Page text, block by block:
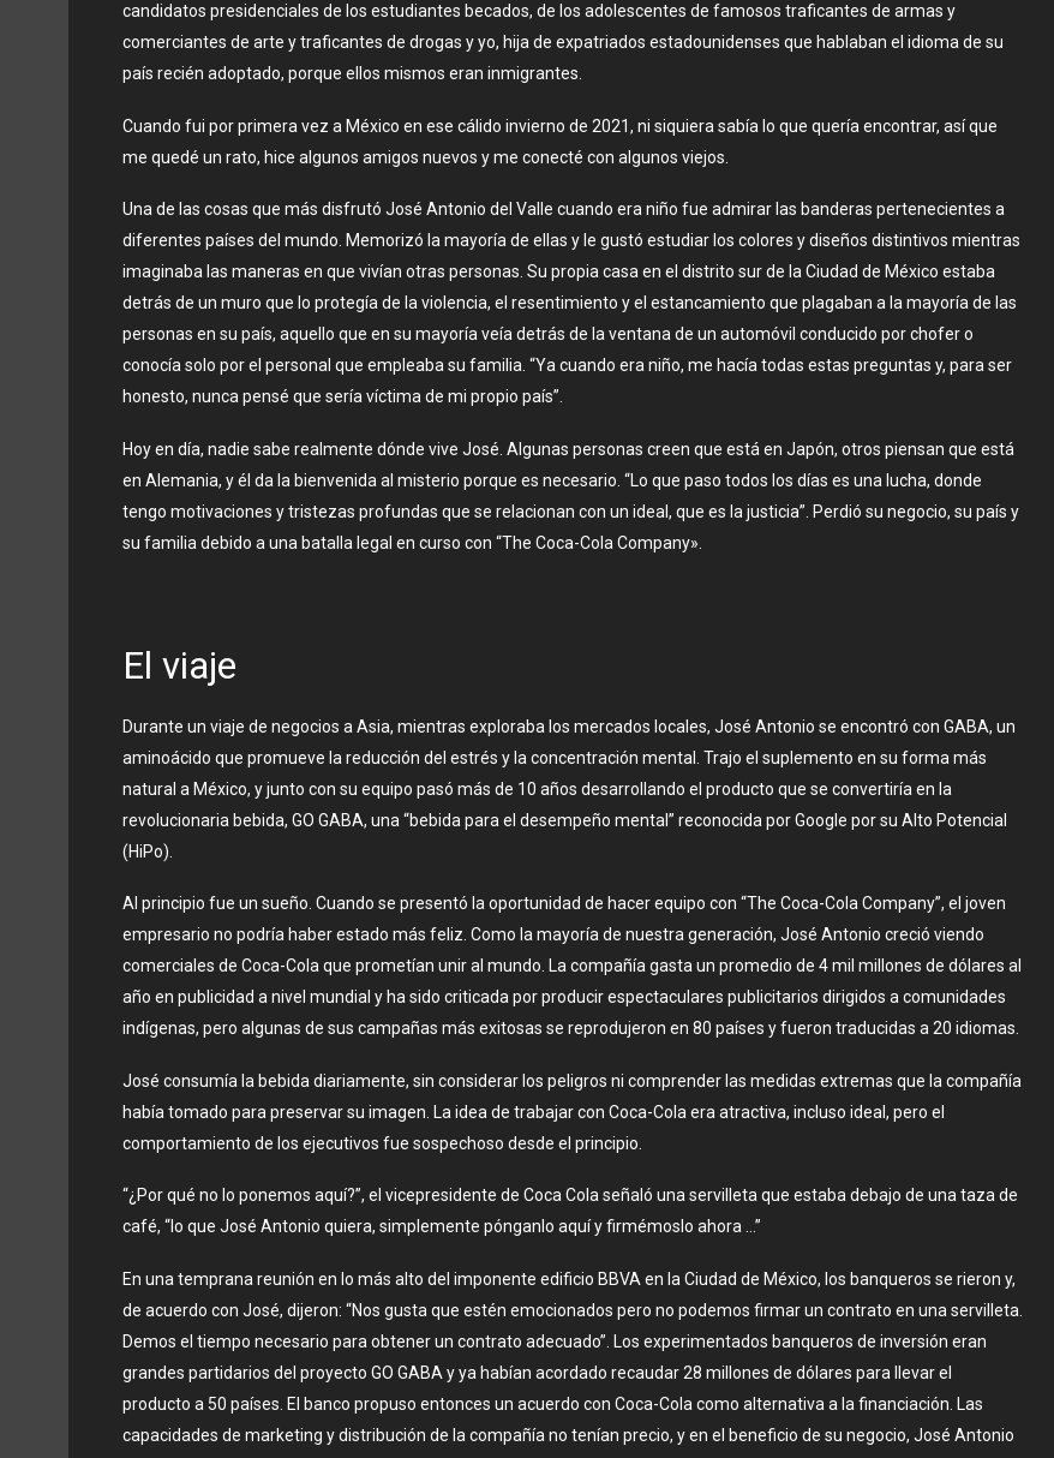
candidatos presidenciales de los estudiantes becados, de los adolescentes de famosos traficantes de armas y
comerciantes de arte y traficantes de drogas y yo, hija de expatriados estadounidenses que hablaban el idioma de su
país recién adoptado, porque ellos mismos eran inmigrantes.
Cuando fui por primera vez a México en ese cálido invierno de 2021, ni siquiera sabía lo que quería encontrar, así que
me quedé un rato, hice algunos amigos nuevos y me conecté con algunos viejos.
Una de las cosas que más disfrutó José Antonio del Valle cuando era niño fue admirar las banderas pertenecientes a
diferentes países del mundo. Memorizó la mayoría de ellas y le gustó estudiar los colores y diseños distintivos mientras
imaginaba las maneras en que vivían otras personas. Su propia casa en el distrito sur de la Ciudad de México estaba
detrás de un muro que lo protegía de la violencia, el resentimiento y el estancamiento que plagaban a la mayoría de las
personas en su país, aquello que en su mayoría veía detrás de la ventana de un automóvil conducido por chofer o
conocía solo por el personal que empleaba su familia. “Ya cuando era niño, me hacía todas estas preguntas y, para ser
honesto, nunca pensé que sería víctima de mi propio país”.
Hoy en día, nadie sabe realmente dónde vive José. Algunas personas creen que está en Japón, otros piensan que está
en Alemania, y él da la bienvenida al misterio porque es necesario. “Lo que paso todos los días es una lucha, donde
tengo motivaciones y tristezas profundas que se relacionan con un ideal, que es la justicia”. Perdió su negocio, su país y
su familia debido a una batalla legal en curso con “The Coca-Cola Company».
El viaje
Durante un viaje de negocios a Asia, mientras exploraba los mercados locales, José Antonio se encontró con GABA, un
aminoácido que promueve la reducción del estrés y la concentración mental. Trajo el suplemento en su forma más
natural a México, y junto con su equipo pasó más de 10 años desarrollando el producto que se convertiría en la
revolucionaria bebida, GO GABA, una “bebida para el desempeño mental” reconocida por Google por su Alto Potencial
(HiPo).
Al principio fue un sueño. Cuando se presentó la oportunidad de hacer equipo con “The Coca-Cola Company”, el joven
empresario no podría haber estado más feliz. Como la mayoría de nuestra generación, José Antonio creció viendo
comerciales de Coca-Cola que prometían unir al mundo. La compañía gasta un promedio de 4 mil millones de dólares al
año en publicidad a nivel mundial y ha sido criticada por producir espectaculares publicitarios dirigidos a comunidades
indígenas, pero algunas de sus campañas más exitosas se reprodujeron en 80 países y fueron traducidas a 20 idiomas.
José consumía la bebida diariamente, sin considerar los peligros ni comprender las medidas extremas que la compañía
había tomado para preservar su imagen. La idea de trabajar con Coca-Cola era atractiva, incluso ideal, pero el
comportamiento de los ejecutivos fue sospechoso desde el principio.
“¿Por qué no lo ponemos aquí?”, el vicepresidente de Coca Cola señaló una servilleta que estaba debajo de una taza de
café, “lo que José Antonio quiera, simplemente pónganlo aquí y firmémoslo ahora …”
En una temprana reunión en lo más alto del imponente edificio BBVA en la Ciudad de México, los banqueros se rieron y,
de acuerdo con José, dijeron: “Nos gusta que estén emocionados pero no podemos firmar un contrato en una servilleta.
Demos el tiempo necesario para obtener un contrato adecuado”. Los experimentados banqueros de inversión eran
grandes partidarios del proyecto GO GABA y ya habían acordado recaudar 28 millones de dólares para llevar el
producto a 50 países. El banco propuso entonces un acuerdo con Coca-Cola como alternativa a la financiación. Las
capacidades de marketing y distribución de la compañía no tenían precio, y en el beneficio de su negocio, José Antonio